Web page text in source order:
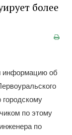
более
информацию об
по этому
по